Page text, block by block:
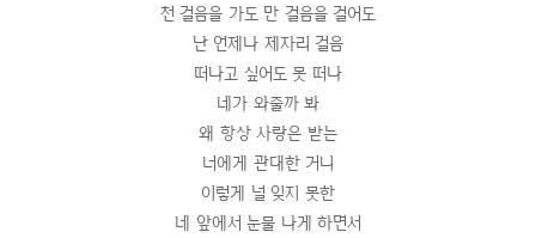
천 걸음을 가도 만 걸음을 걸어도
난 언제나 제자리 걸음
떠나고 싶어도 못 떠나
네가 와줄까 봐
왜 항상 사랑은 받는
너에게 관대한 거니
이렇게 널 잊지 못한
네 앞에서 눈물 나게 하면서